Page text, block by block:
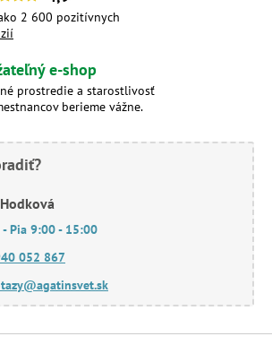
2 600 pozitívnych
e-shop
prostredie a starostlivosť
berieme vážne.
- Pia 9:00 - 15:00
052 867